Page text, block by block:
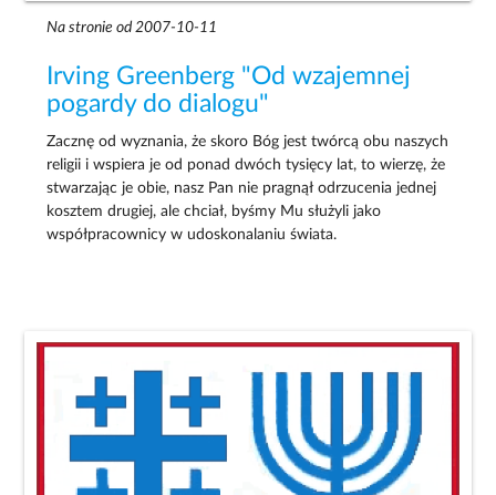
Na stronie od 2007-10-11
Irving Greenberg "Od wzajemnej
pogardy do dialogu"
Zacznę od wyznania, że skoro Bóg jest twórcą obu naszych
religii i wspiera je od ponad dwóch tysięcy lat, to wierzę, że
stwarzając je obie, nasz Pan nie pragnął odrzucenia jednej
kosztem drugiej, ale chciał, byśmy Mu służyli jako
współpracownicy w udoskonalaniu świata.